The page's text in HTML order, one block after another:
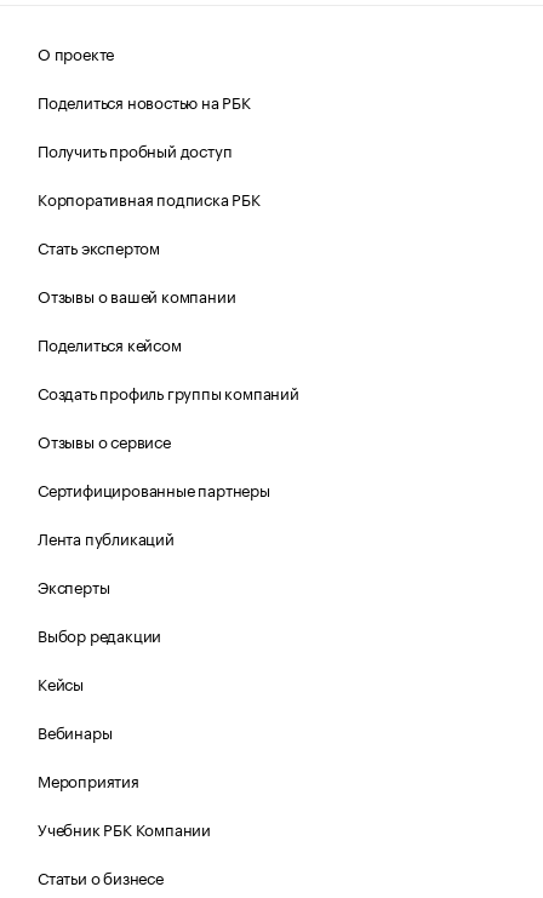
О проекте
Поделиться новостью на РБК
Получить пробный доступ
Корпоративная подписка РБК
Стать экспертом
Отзывы о вашей компании
Поделиться кейсом
Создать профиль группы компаний
Отзывы о сервисе
Сертифицированные партнеры
Лента публикаций
Эксперты
Выбор редакции
Кейсы
Вебинары
Мероприятия
Учебник РБК Компании
Статьи о бизнесе